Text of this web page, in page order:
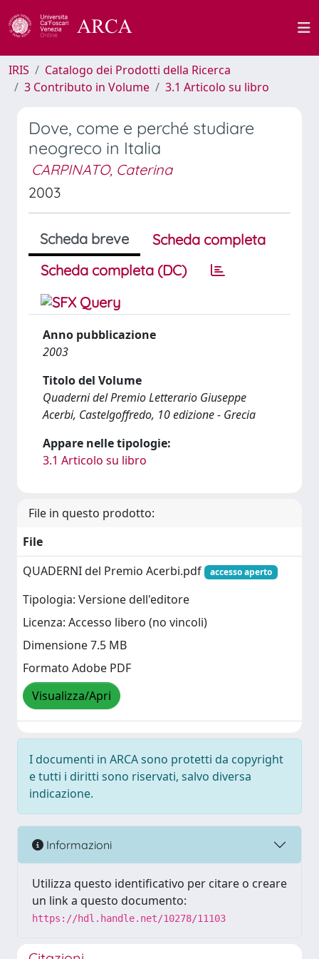
IRIS
Catalogo dei Prodotti della Ricerca
3 Contributo in Volume
3.1 Articolo su libro
Dove, come e perché studiare
neogreco in Italia
CARPINATO, Caterina
2003
Scheda breve
Scheda completa
Scheda completa (DC)
Anno pubblicazione
2003
Titolo del Volume
Quaderni del Premio Letterario Giuseppe
Acerbi, Castelgoffredo, 10 edizione - Grecia
Appare nelle tipologie:
3.1 Articolo su libro
File in questo prodotto:
File
QUADERNI del Premio Acerbi.pdf
accesso aperto
Tipologia: Versione dell'editore
Licenza: Accesso libero (no vincoli)
Dimensione 7.5 MB
Formato Adobe PDF
Visualizza/Apri
I documenti in ARCA sono protetti da copyright
e tutti i diritti sono riservati, salvo diversa
indicazione.
Informazioni
Utilizza questo identificativo per citare o creare
un link a questo documento:
https://hdl.handle.net/10278/11103